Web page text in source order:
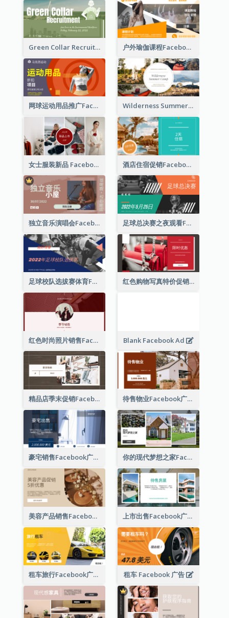
Green Collar Recruit Facebook Ad 户外瑜伽课程Facebook广告
网球运动用品推广Facebook广告 Wilderness Summer Camp Facebook Post
女士服装新品 Facebook 广告 酒店住宿促销Facebook广告
独立音乐演唱会Facebook广告 足球总决赛之夜观看Facebook广告
足球校队选拔赛体育Facebook广告 红色购物写真特价促销Facebook广告
红色时尚照片销售Facebook广告 Blank Facebook Ad
精品店季末促销Facebook广告 待售物业Facebook广告
豪宅销售Facebook广告 你的现代梦想之家Facebook广告
美容产品销售Facebook广告 上市出售Facebook广告
租车旅行Facebook广告 租车 Facebook 广告